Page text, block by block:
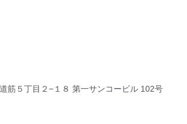
筋５丁目２−１８ 第一サンコービル 102号